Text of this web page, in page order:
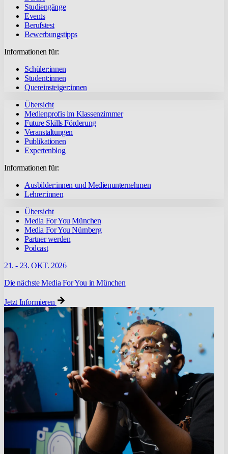
Studiengänge
Events
Berufstest
Bewerbungstipps
Informationen für:
Schüler:innen
Student:innen
Quereinsteiger:innen
Übersicht
Medienprofis im Klassenzimmer
Future Skills Förderung
Veranstaltungen
Publikationen
Expertenblog
Informationen für:
Ausbilder:innen und Medienunternehmen
Lehrer:innen
Übersicht
Media For You München
Media For You Nürnberg
Partner werden
Podcast
21. - 23. OKT. 2026
Die nächste Media For You in München
Jetzt Informieren